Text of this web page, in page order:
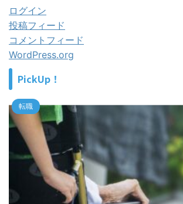
ログイン
投稿フィード
コメントフィード
WordPress.org
PickUp！
転職